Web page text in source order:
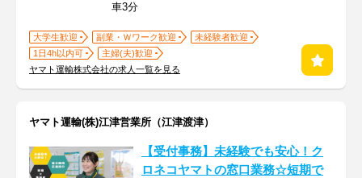
車3分
大学生歓迎 副業・Ｗワーク歓迎
未経験者歓迎
1日4h以内可
主婦(夫)歓迎
ヤマト運輸株式会社の求人一覧を見る
ヤマト運輸(株)江津営業所（江津渡津）
【受付事務】未経験でも安心！ク
ロネコヤマトの窓口業務☆短期で